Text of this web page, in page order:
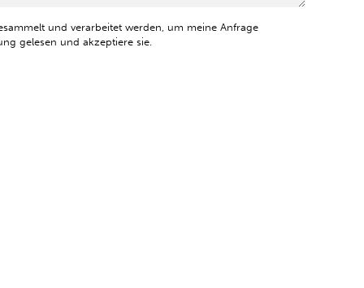
und verarbeitet werden, um meine Anfrage
gelesen und akzeptiere sie.